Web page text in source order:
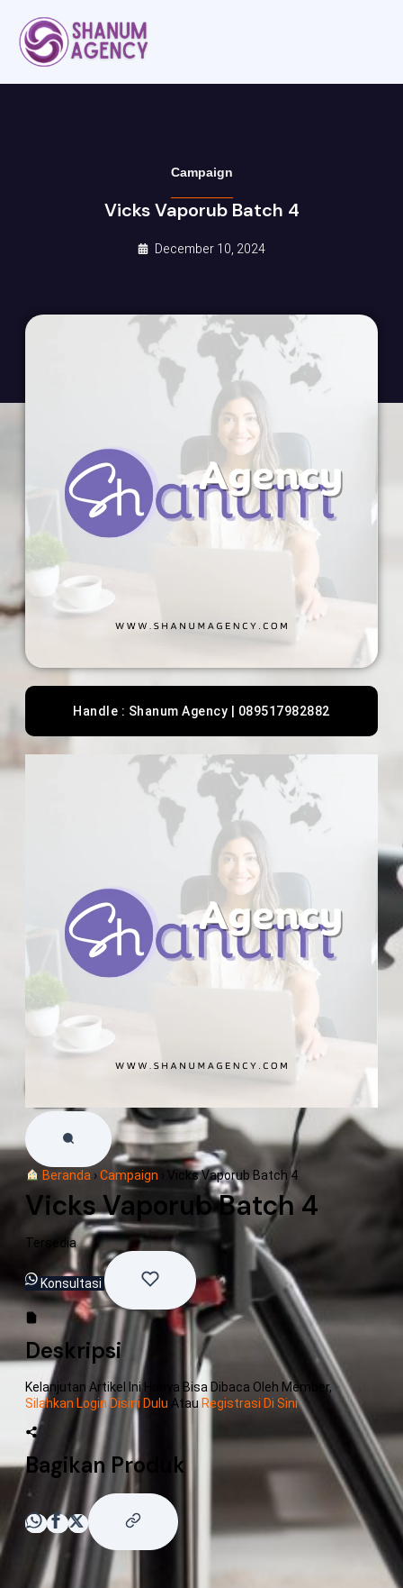
Campaign
Vicks Vaporub Batch 4
December 10, 2024
Handle : Shanum Agency | 089517982882
Beranda ›Campaign Vicks Vaporub Batch 4
Vicks Vaporub Batch 4
Tersedia
Konsultasi
Deskripsi
Kelanjutan Artikel Ini Hanya Bisa Dibaca Oleh Member,
Silahkan Login Disini Dulu Atau Registrasi Di Sini
Bagikan Produk